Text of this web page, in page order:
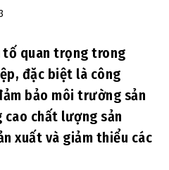
tố quan trọng trong
đặc biệt là công
bảo môi trường sản
cao chất lượng sản
xuất và giảm thiểu các